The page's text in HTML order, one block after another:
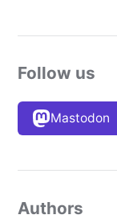
Follow us
Mastodon
Authors